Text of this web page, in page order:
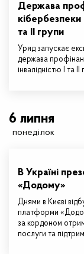
Держава
кібербезпеки
та II групи
Уряд запускає
держава
інвалідністю I та
6 липня
понеділок
В Україні
«Додому»
Днями в Києві
платформи
за кордоном
послуги та